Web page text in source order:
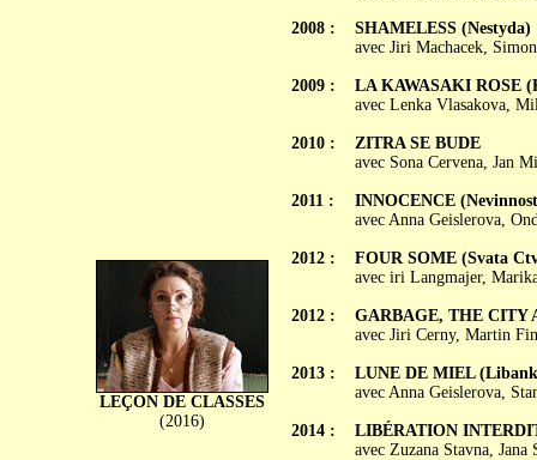
LEÇON DE CLASSES
(2016)
2008 :
2009 :
2010 :
2011 :
2012 :
2012 :
2013 :
2014 :
SHAMELESS (Nestyda)
avec Jiri Machacek,
LA KAWASAKI ROSE
avec Lenka Vlasakova,
ZITRA SE BUDE
avec Sona Cervena, Jan
INNOCENCE
avec Anna Geislerova,
FOUR SOME (Svata
avec iri Langmajer,
GARBAGE, THE CITY
avec Jiri Cerny, Martin
LUNE DE MIEL
avec Anna Geislerova,
LIBÉRATION
avec Zuzana Stavna,